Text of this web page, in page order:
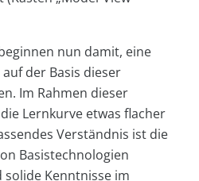
nun damit, eine
der Basis dieser
Im Rahmen dieser
Lernkurve etwas flacher
Verständnis ist die
Basistechnologien
solide Kenntnisse im